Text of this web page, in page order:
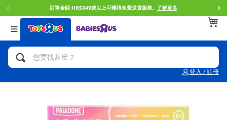
訂單金額 HK$349或以上可獲得免費送貨服務。 了解更多
登入 / 註冊
返回
分類目錄
人氣英雄,角色扮演,射擊玩具
拼砌組合及樂高LEGO
返回
品牌
Brunch Brother 早午餐兄弟
Spider-Man蜘蛛俠
返回
年齢
0~2歳
5~7歳